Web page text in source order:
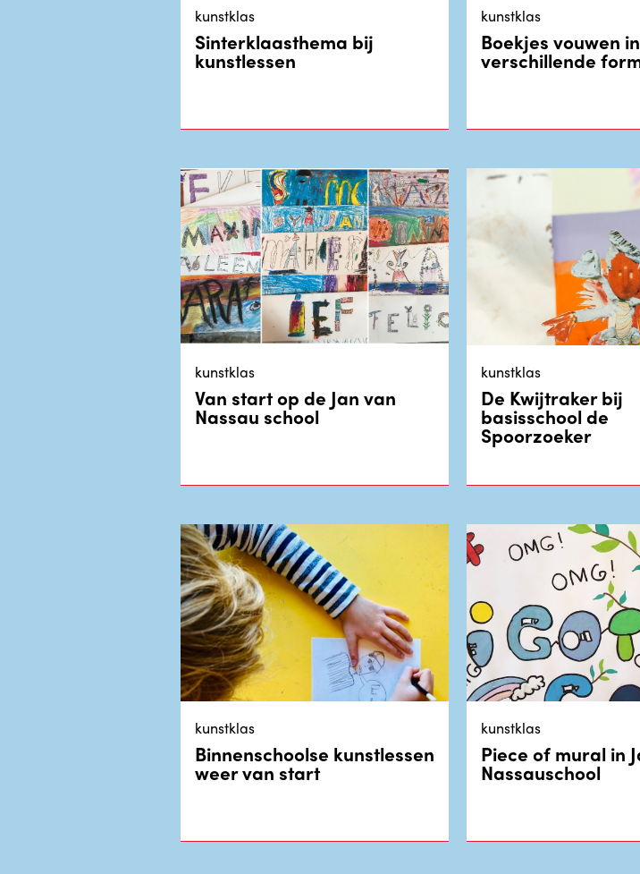
kunstklas
Sinterklaasthema bij
kunstlessen
kunstklas
Boekjes vouwen in
verschillende
kunstklas
Van start op de Jan van
Nassau school
kunstklas
De Kwijtraker bij
basisschool de
Spoorzoeker
kunstklas
Binnenschoolse kunstlessen
weer van start
kunstklas
Piece of mural in
Nassauschool